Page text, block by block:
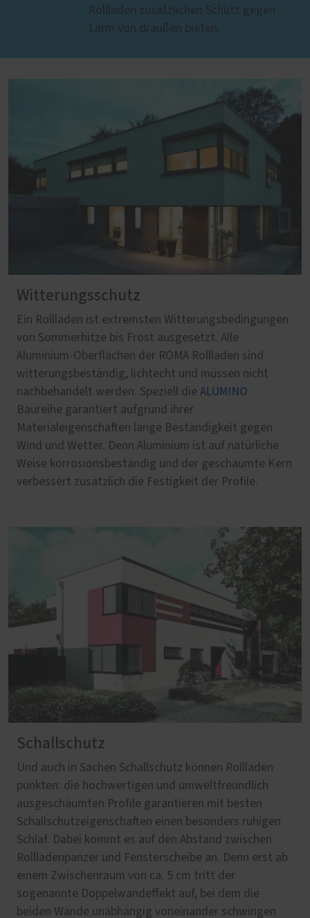
Rollladen zusätzlichen Schutz gegen
Lärm von draußen bieten.
Witterungsschutz
Ein Rollladen ist extremsten Witterungsbedingungen
von Sommerhitze bis Frost ausgesetzt. Alle
Aluminium-Oberflächen der ROMA Rollladen sind
witterungsbeständig, lichtecht und müssen nicht
nachbehandelt werden. Speziell die ALUMINO
Baureihe garantiert aufgrund ihrer
Materialeigenschaften lange Beständigkeit gegen
Wind und Wetter. Denn Aluminium ist auf natürliche
Weise korrosionsbeständig und der geschäumte Kern
verbessert zusätzlich die Festigkeit der Profile.
Schallschutz
Und auch in Sachen Schallschutz können Rollladen
punkten: die hochwertigen und umweltfreundlich
ausgeschäumten Profile garantieren mit besten
Schallschutzeigenschaften einen besonders ruhigen
Schlaf. Dabei kommt es auf den Abstand zwischen
Rollladenpanzer und Fensterscheibe an. Denn erst ab
einem Zwischenraum von ca. 5 cm tritt der
sogenannte Doppelwandeffekt auf, bei dem die
beiden Wände unabhängig voneinander schwingen